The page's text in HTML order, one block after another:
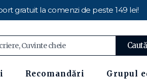
gratuit la comenzi de peste 149 lei!
Caută
Recomandări Grupul